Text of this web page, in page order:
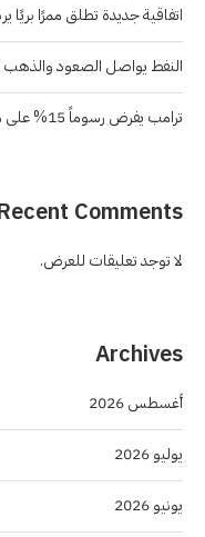
اتفاقية جديدة تطلق ممرًا
النفط يواصل الصعود والذهب
ترامب يفرض رسوماً 15% على منتجات البولي سيليكون
Comments
لا توجد تعليقات للعرض.
Archives
أغسطس 2026
يوليو 2026
يونيو 2026